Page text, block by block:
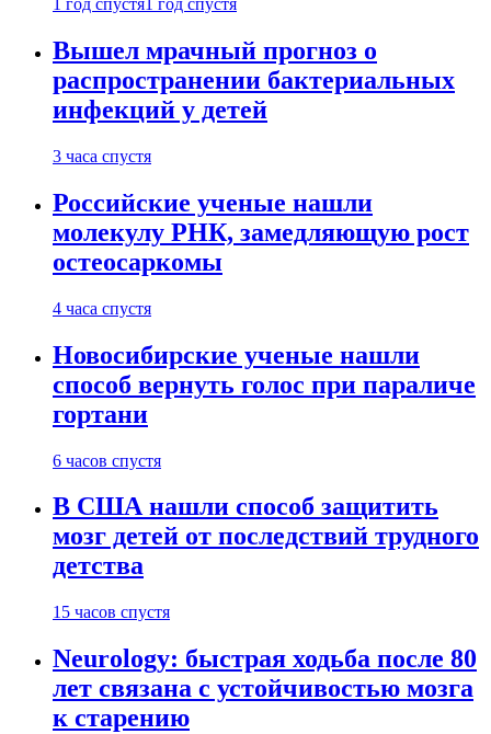
1 год спустя 1 год спустя
Вышел мрачный прогноз о
распространении бактериальных
инфекций у детей
3 часа спустя
Российские ученые нашли
молекулу РНК, замедляющую рост
остеосаркомы
4 часа спустя
Новосибирские ученые нашли
способ вернуть голос при параличе
гортани
6 часов спустя
В США нашли способ защитить
мозг детей от последствий трудного
детства
15 часов спустя
Neurology: быстрая ходьба после 80
лет связана с устойчивостью мозга
к старению